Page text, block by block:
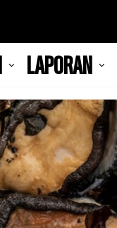
LAPORAN